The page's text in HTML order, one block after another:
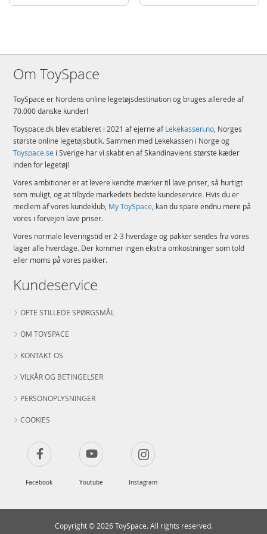
Alder: fra 18 år
Produktdetaljer
Model 10334
EAN 5702017583501
Mærke LEGO
Om ToySpace
ToySpace er Nordens online legetøjsdestination og bruges allerede af
70.000 danske kunder!
Toyspace.dk blev etableret i 2021 af ejerne afLekekassen.no, Norges
største online legetøjsbutik. Sammen med Lekekassen i Norge og
Toyspace.se i Sverige har vi skabt en af Skandinaviens største kæder
inden for legetøj!
Vores ambitioner er at levere kendte mærker til lave priser, så hurtigt
som muligt, og at tilbyde markedets bedste kundeservice. Hvis du er
medlem af vores kundeklub, My ToySpace, kan du spare endnu mere på
vores i forvejen lave priser.
Vores normale leveringstid er 2-3 hverdage og pakker sendes fra vores
lager alle hverdage. Der kommer ingen ekstra omkostninger som told
eller moms på vores pakker.
Kundeservice
OFTE STILLEDE SPØRGSMÅL
OM TOYSPACE
KONTAKT OS
VILKÅR OG BETINGELSER
PERSONOPLYSNINGER
COOKIES
Facebook Youtube Instagram
Copyright © 2026 ToySpace. All rights reserved.